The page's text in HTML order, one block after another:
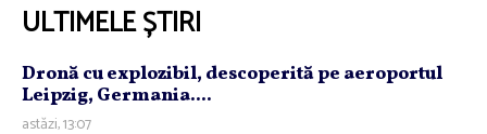
ULTIMELE ȘTIRI
Dronă cu explozibil, descoperită pe aeroportul
Leipzig, Germania....
astăzi, 13:07